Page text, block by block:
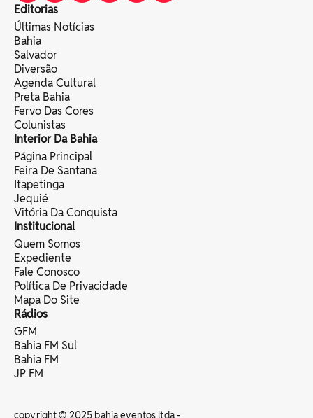
Editorias
Últimas Notícias
Bahia
Salvador
Diversão
Agenda Cultural
Preta Bahia
Fervo Das Cores
Colunistas
Interior Da Bahia
Página Principal
Feira De Santana
Itapetinga
Jequié
Vitória Da Conquista
Institucional
Quem Somos
Expediente
Fale Conosco
Política De Privacidade
Mapa Do Site
Rádios
GFM
Bahia FM Sul
Bahia FM
JP FM
copyright © 2025 bahia eventos ltda -